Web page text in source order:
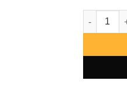
Harley